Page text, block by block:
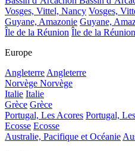
Vosges, Vittel, Nancy Vosges,
Guyane, Amazonie Guyane,
Île de la Réunion Île de la Réunion
Europe
AngleterreAngleterre
Norvège Norvège
Italie Italie
Grèce Grèce
Portugal, Les Acores Portugal,
Ecosse Ecosse
Australie, Pacifique et Océanie